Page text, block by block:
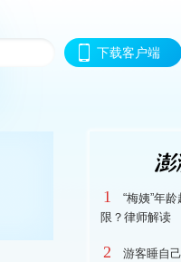
下载客户端
1
“梅姨”年
限？律师解读
2
游客睡自